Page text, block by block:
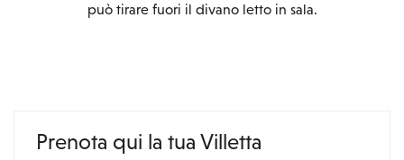
può tirare fuori il divano letto in sala.
Prenota qui la tua Villetta